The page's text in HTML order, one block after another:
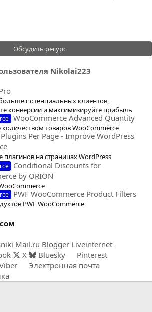
Обсудить ресурс
Nikolai223
потенциальных клиентов,
конверсии и максимизируйте прибыль
WooCommerce Advanced Quantity
товаров WooCommerce
Per Page - Improve WordPress
на страницах WordPress
Conditional Discounts for
by ORION
PWF WooCommerce Product Filters
PWF WooCommerce
Mail.ru Blogger Liveinternet
X Bluesky
Pinterest
Электронная почта